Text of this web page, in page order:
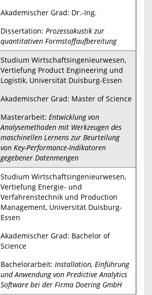
Akademischer Grad: Dr.-Ing.
Dissertation: Prozessakustik zur
quantitativen Formstoffaufbereitung
Studium Wirtschaftsingenieurwesen,
Vertiefung Product Engineering und
Logistik, Universität Duisburg-Essen
Akademischer Grad: Master of Science
Masterarbeit: Entwicklung von
Analysemethoden mit Werkzeugen des
maschinellen Lernens zur Beurteilung
von Key-Performance-Indikatoren
gegebener Datenmengen
Studium Wirtschaftsingenieurwesen,
Vertiefung Energie- und
Verfahrenstechnik und Production
Management, Universität Duisburg-
Essen
Akademischer Grad: Bachelor of
Science
Bachelorarbeit: Installation, Einführung
und Anwendung von Predictive Analytics
Software bei der Firma Doering GmbH